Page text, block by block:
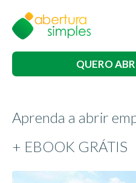
QUERO
Aprenda a abrir
+ EBOOK GRÁTIS